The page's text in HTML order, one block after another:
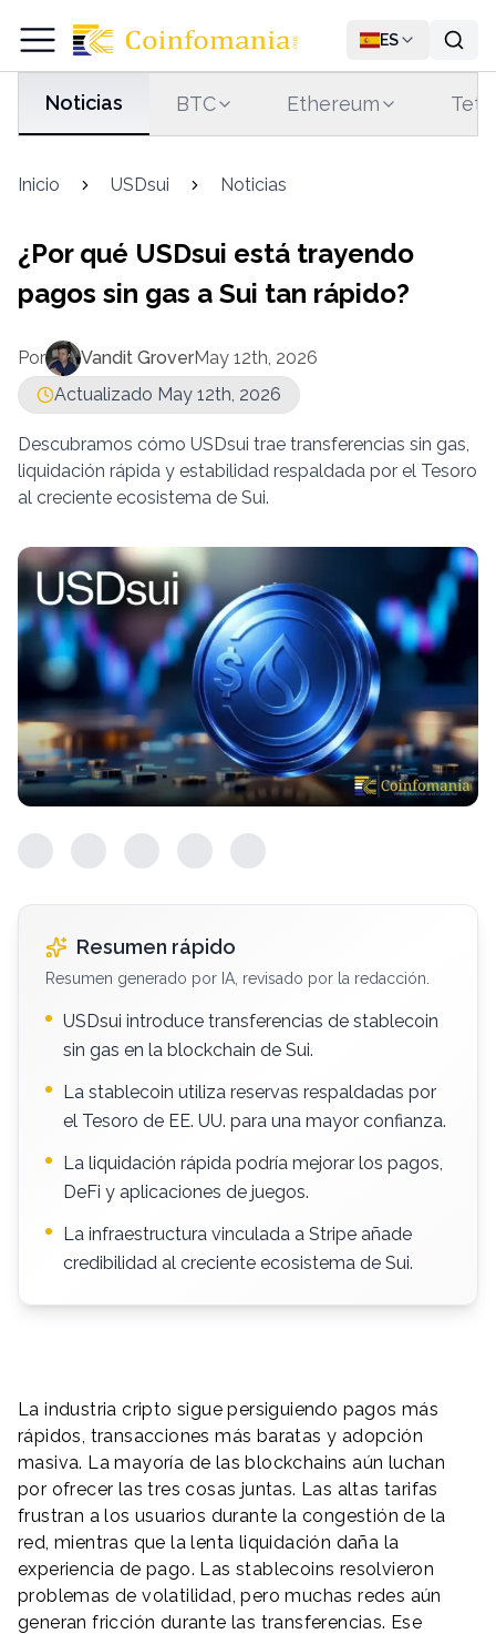
ES
Noticias BTC Ethereum
Inicio USDsui Noticias
¿Por qué USDsui está trayendo
pagos sin gas a Sui tan rápido?
Por Vandit GroverMay 12th, 2026
Actualizado May 12th, 2026
Descubramos cómo USDsui trae transferencias sin gas,
liquidación rápida y estabilidad respaldada por el Tesoro
al creciente ecosistema de Sui.
Resumen rápido
Resumen generado por IA, revisado por la redacción.
USDsui introduce transferencias de stablecoin
sin gas en la blockchain de Sui.
La stablecoin utiliza reservas respaldadas por
el Tesoro de EE. UU. para una mayor confianza.
La liquidación rápida podría mejorar los pagos,
DeFi y aplicaciones de juegos.
La infraestructura vinculada a Stripe añade
credibilidad al creciente ecosistema de Sui.
La industria cripto sigue persiguiendo pagos más
rápidos, transacciones más baratas y adopción
masiva. La mayoría de las blockchains aún luchan
por ofrecer las tres cosas juntas. Las altas tarifas
frustran a los usuarios durante la congestión de la
red, mientras que la lenta liquidación daña la
experiencia de pago. Las stablecoins resolvieron
problemas de volatilidad, pero muchas redes aún
generan fricción durante las transferencias. Ese